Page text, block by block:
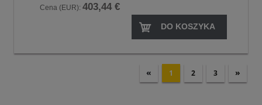
Cena (EUR): 403,44 €
DO KOSZYKA
« 1 2 3 »